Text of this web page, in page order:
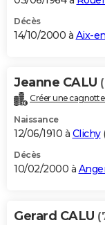
Décès
14/10/2000 à Aix-
Jeanne CALU
Créer une
Naissance
12/06/1910 à Clichy
Décès
10/02/2000 à
Gerard CALU